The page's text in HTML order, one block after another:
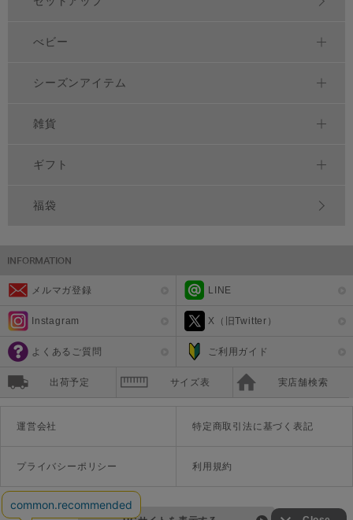
べビー
シーズンアイテム
雑貨
ギフト
福袋
メルマガ登録 LINE
Instagram X（旧Twitter）
よくあるご質問 ご利用ガイド
出荷予定 サイズ表 実店舗検索
運営会社 特定商取引法に基づく表記
プライバシーポリシー 利用規約